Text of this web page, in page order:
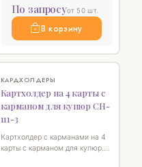
По запросуот 50 шт.
В корзину
КАРДХОЛДЕРЫ
Картхолдер на 4 карты с
карманом для купюр CH-
111-3
Картхолдер с карманами на 4
карты с карманом для купюр.